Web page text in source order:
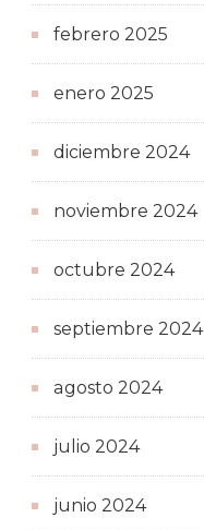
febrero 2025
enero 2025
diciembre 2024
noviembre 2024
octubre 2024
septiembre 2024
agosto 2024
julio 2024
junio 2024